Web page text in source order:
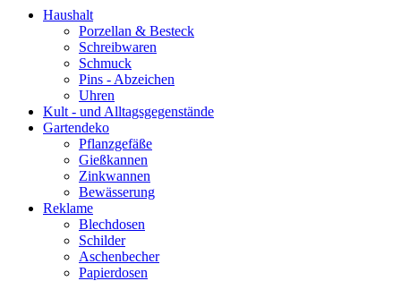
Haushalt
Porzellan & Besteck
Schreibwaren
Schmuck
Pins - Abzeichen
Uhren
Kult - und Alltagsgegenstände
Gartendeko
Pflanzgefäße
Gießkannen
Zinkwannen
Bewässerung
Reklame
Blechdosen
Schilder
Aschenbecher
Papierdosen